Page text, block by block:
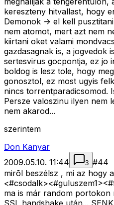
kereszteny hitvallast, hogy
Demonok -> el kell
nem atomot, mert azt nem
kiirtani oket valami
gazdasagnak is, a jogvedok
sertesvirus gocpontja, ez jo
boldog is lesz tole, hogy
gonosztol, ez most ugyis
nincs torrentparadicsomod.
Persze valoszinu ilyen nem
nem akarod...
szerintem
Don Kanyar
2009.05.10. 11:44
3 #44
mirõl beszélsz , mi az hogy
<#csodalk><#guluszem1>
ma is már random portokon